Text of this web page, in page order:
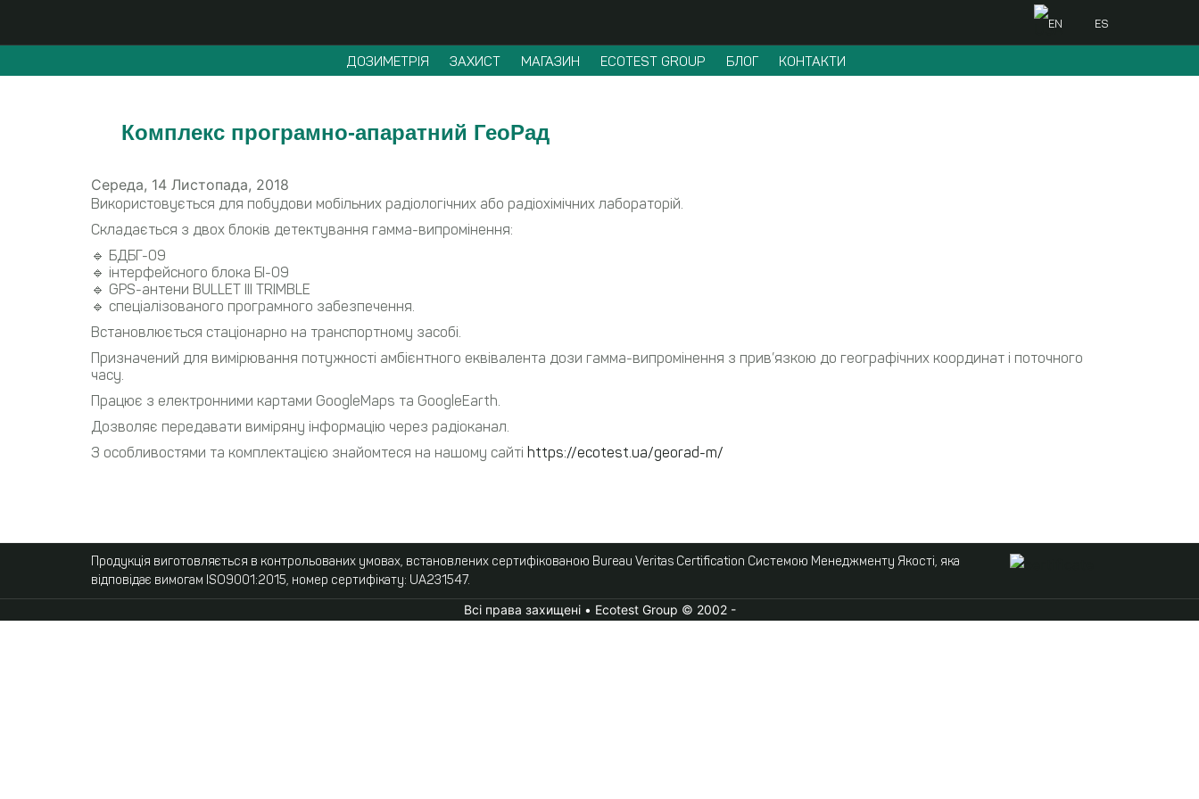
EN ES
ДОЗИМЕТРІЯ ЗАХИСТ МАГАЗИН ECOTEST GROUP БЛОГ КОНТАКТИ
Комплекс програмно-апаратний ГеоРад
Середа, 14 Листопада, 2018
Використовується для побудови мобільних радіологічних або радіохімічних лабораторій.
Складається з двох блоків детектування гамма-випромінення:
🔹 БДБГ-09
🔹 інтерфейсного блока БІ-09
🔹 GPS-антени BULLET III TRIMBLE
🔹 спеціалізованого програмного забезпечення.
Встановлюється стаціонарно на транспортному засобі.
Призначений для вимірювання потужностi амбієнтного еквiвалента дози гамма-випромінення з прив’язкою до географічних координат і поточного
часу.
Працює з електронними картами GoogleMaps та GoogleEarth.
Дозволяє передавати виміряну інформацію через радіоканал.
З особливостями та комплектацією знайомтеся на нашому сайті https://ecotest.ua/georad-m/
Продукція виготовляється в контрольованих умовах, встановлених сертифікованою Bureau Veritas Certification Системою Менеджменту Якості, яка
відповідає вимогам ISO9001:2015, номер сертифікату: UA231547.
Всі права захищені • Ecotest Group © 2002 -